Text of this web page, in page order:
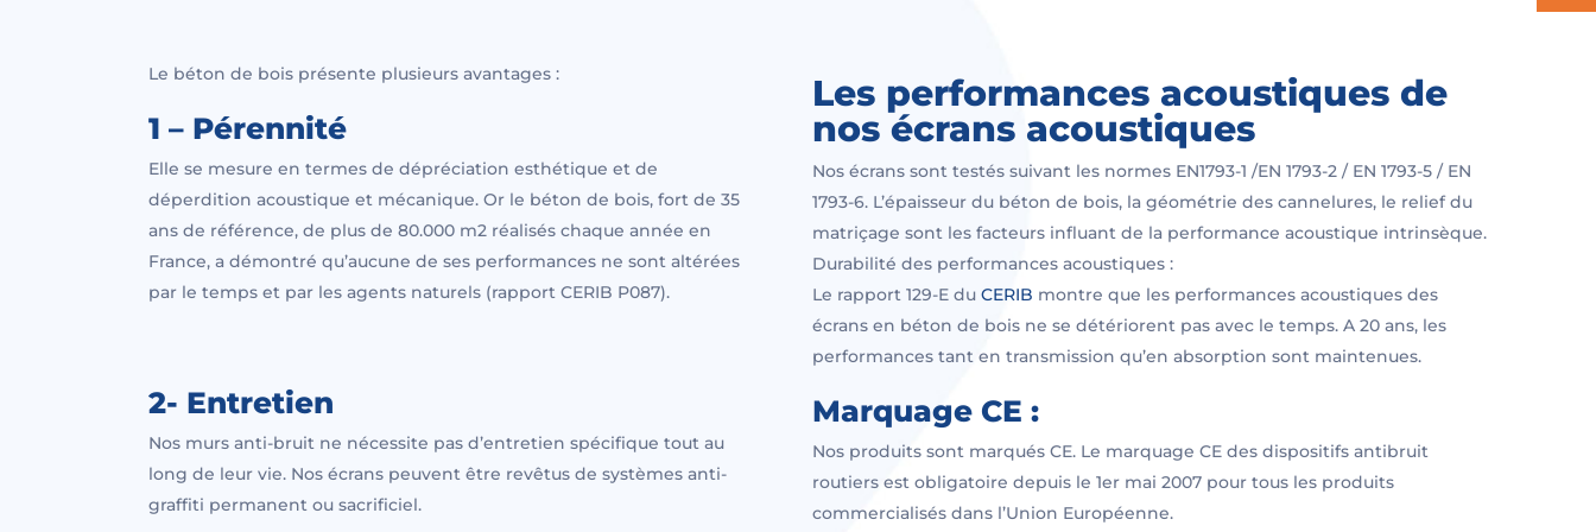
Le béton de bois présente plusieurs avantages :
1 – Pérennité
Elle se mesure en termes de dépréciation esthétique et de
déperdition acoustique et mécanique. Or le béton de bois, fort de 35
ans de référence, de plus de 80.000 m2 réalisés chaque année en
France, a démontré qu’aucune de ses performances ne sont altérées
par le temps et par les agents naturels (rapport CERIB P087).
2- Entretien
Nos murs anti-bruit ne nécessite pas d’entretien spécifique tout au
long de leur vie. Nos écrans peuvent être revêtus de systèmes anti-
graffiti permanent ou sacrificiel.
Les performances acoustiques de
nos écrans acoustiques
Nos écrans sont testés suivant les normes EN1793-1 /EN 1793-2 / EN 1793-5 / EN
1793-6. L’épaisseur du béton de bois, la géométrie des cannelures, le relief du
matriçage sont les facteurs influant de la performance acoustique intrinsèque.
Durabilité des performances acoustiques :
Le rapport 129-E du CERIB montre que les performances acoustiques des
écrans en béton de bois ne se détériorent pas avec le temps. A 20 ans, les
performances tant en transmission qu’en absorption sont maintenues.
Marquage CE :
Nos produits sont marqués CE. Le marquage CE des dispositifs antibruit
routiers est obligatoire depuis le 1er mai 2007 pour tous les produits
commercialisés dans l’Union Européenne.